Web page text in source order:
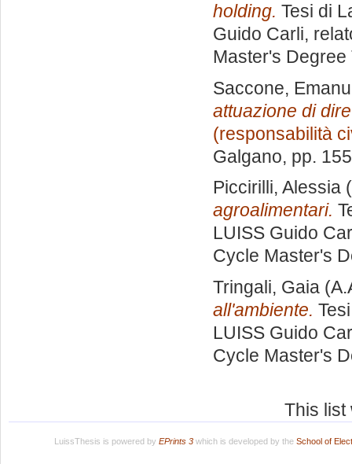
holding. Tesi di
Guido Carli,
Master's Degree
Saccone,
attuazione di
(responsabilità
Galgano, pp.
Piccirilli, Alessia
agroalimentari.
LUISS Guido
Cycle Master's
Tringali, Gaia
all'ambiente.
LUISS Guido
Cycle Master's
This
LuissThesis is powered by EPrints 3which is developed by the School of